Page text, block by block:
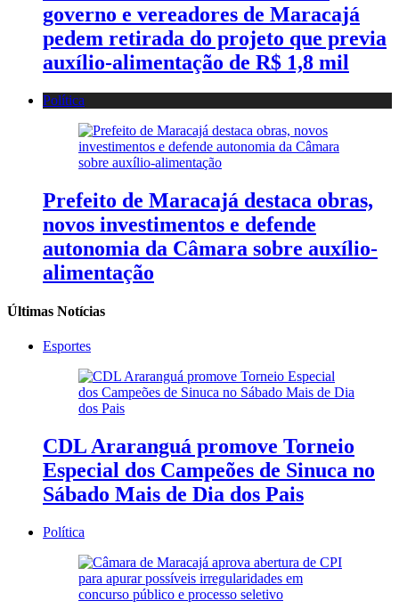
governo e vereadores de Maracajá
pedem retirada do projeto que previa
auxílio-alimentação de R$ 1,8 mil
Política
Prefeito de Maracajá destaca obras,
novos investimentos e defende
autonomia da Câmara sobre auxílio-
alimentação
Últimas Notícias
Esportes
CDL Araranguá promove Torneio
Especial dos Campeões de Sinuca no
Sábado Mais de Dia dos Pais
Política